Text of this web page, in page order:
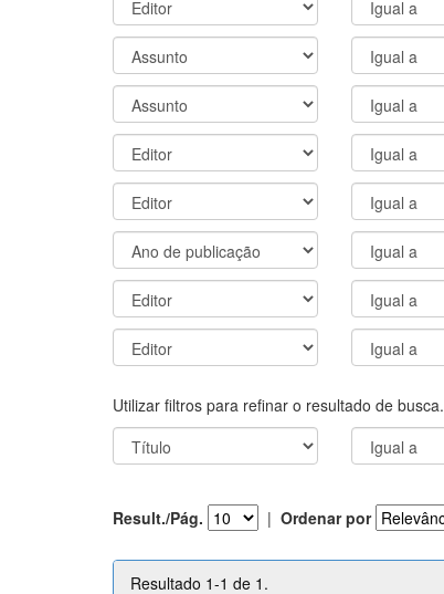
Utilizar filtros para refinar o resultado de busca.
Result./Pág. | Ordenar por
Resultado 1-1 de 1.